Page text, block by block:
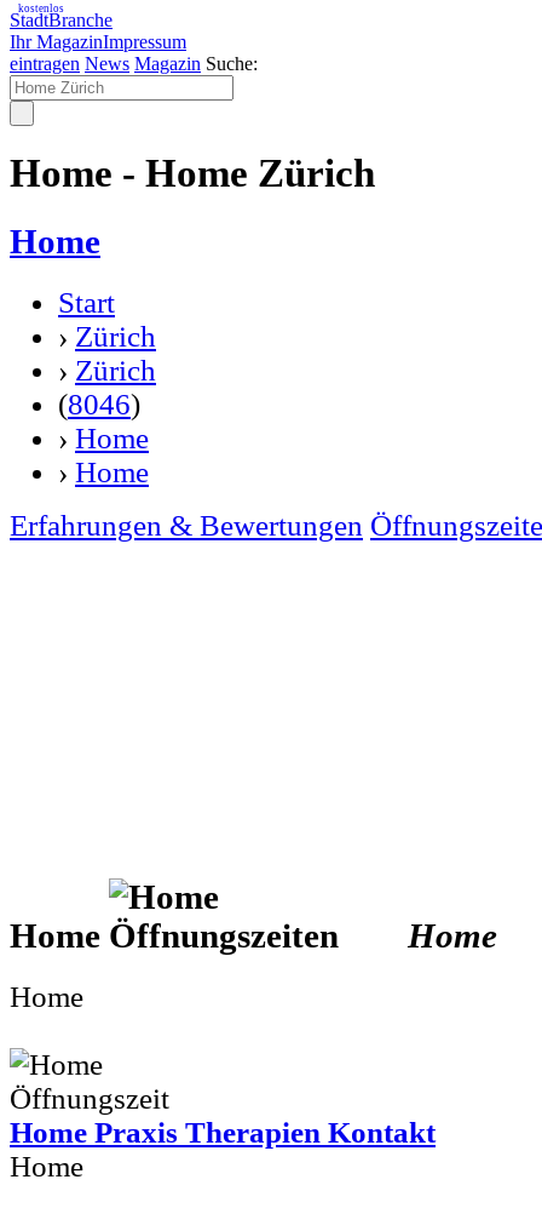
StadtBranche
Ihr MagazinImpressum
kostenlos
eintragen News Magazin Suche:
Home - Home Zürich
Home
Start
› Zürich
› Zürich
(8046)
› Home
› Home
Erfahrungen & Bewertungen
Home Home
Home
Home Praxis Therapien Kontakt
Home